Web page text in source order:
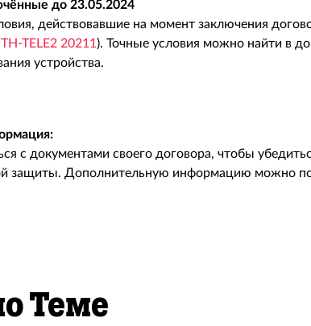
до 23.05.2024
действовавшие на момент заключения
TH-TELE2 20211 ). Точные условия можно найти в
устройства.
с документами своего договора, чтобы
защиты. Дополнительную информацию можно
Теме